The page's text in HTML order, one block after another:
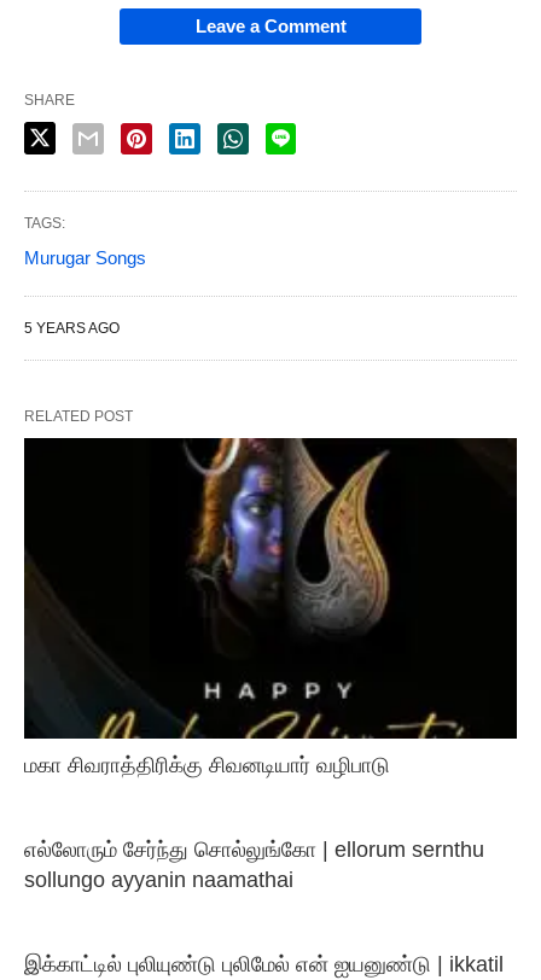
Leave a Comment
SHARE
TAGS:
Murugar Songs
5 YEARS AGO
RELATED POST
மகா சிவராத்திரிக்கு சிவனடியார் வழிபாடு
எல்லோரும் சேர்ந்து சொல்லுங்கோ | ellorum sernthu
sollungo ayyanin naamathai
இக்காட்டில் புலியுண்டு புலிமேல் என் ஐயனுண்டு | ikkatil